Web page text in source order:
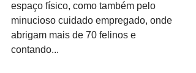
espaço físico, como também pelo
minucioso cuidado empregado, onde
abrigam mais de 70 felinos e
contando...